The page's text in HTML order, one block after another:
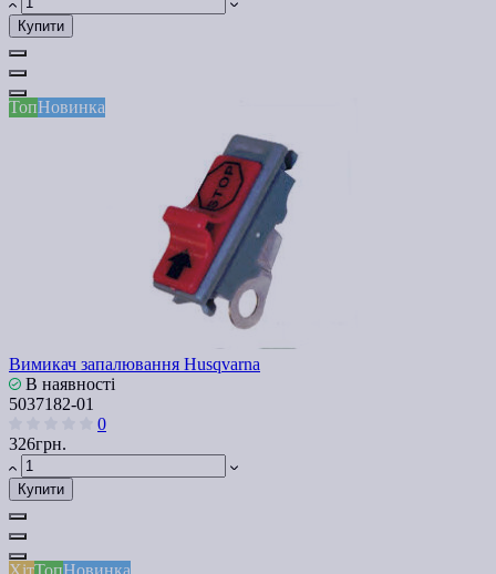
Купити
ТопНовинка
Вимикач запалювання Husqvarna
В наявності
5037182-01
0
326грн.
Купити
ХітТопНовинка